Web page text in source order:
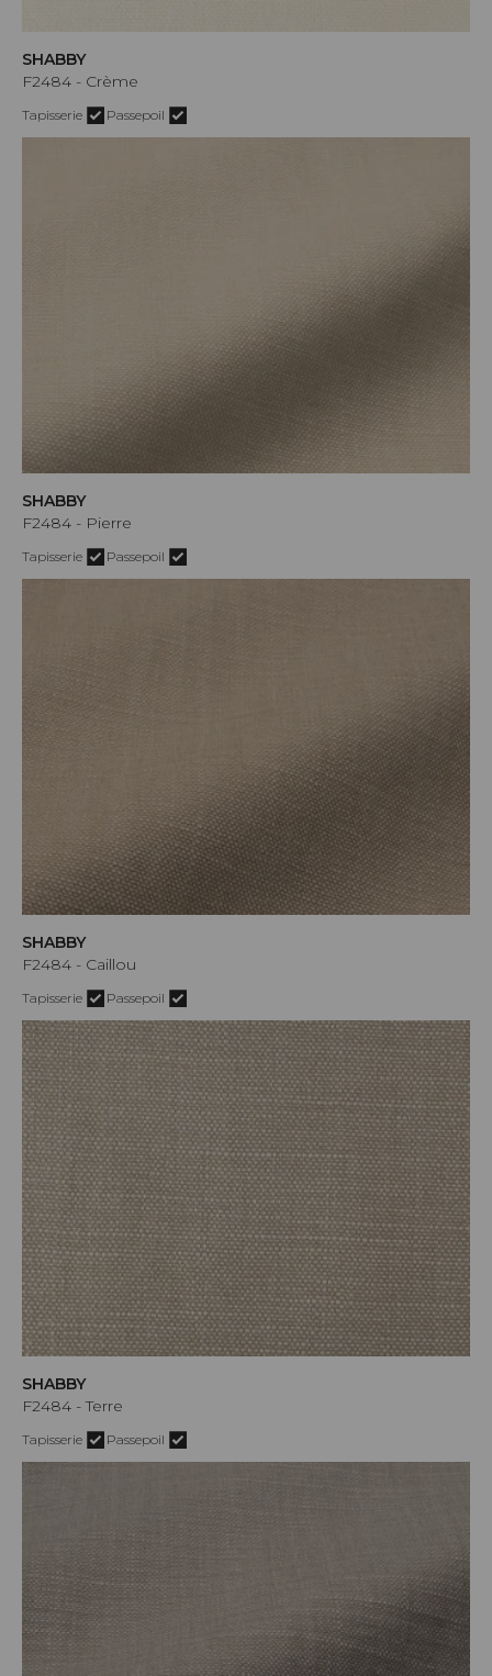
SHABBY
F2484 - Crème
Tapisserie Passepoil
SHABBY
F2484 - Pierre
Tapisserie Passepoil
SHABBY
F2484 - Caillou
Tapisserie Passepoil
SHABBY
F2484 - Terre
Tapisserie Passepoil